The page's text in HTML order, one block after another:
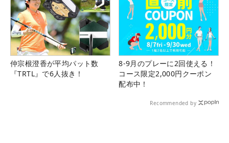
仲宗根澄香が平均パット数
『TRTL』で6人抜き！
8-9月のプレーに2回使える！
コース限定2,000円クーポン
配布中！
Recommended by